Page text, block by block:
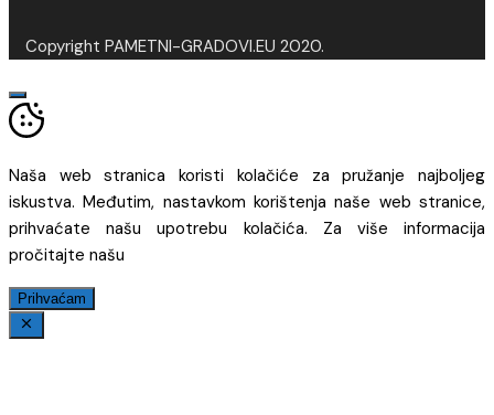
Copyright PAMETNI-GRADOVI.EU 2020.
Naša web stranica koristi kolačiće za pružanje najboljeg
iskustva. Međutim, nastavkom korištenja naše web stranice,
prihvaćate našu upotrebu kolačića. Za više informacija
pročitajte našu
Prihvaćam